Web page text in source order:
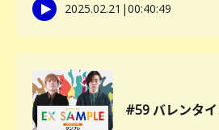
2025.02.21 |00:40:49
#59 バレンタ